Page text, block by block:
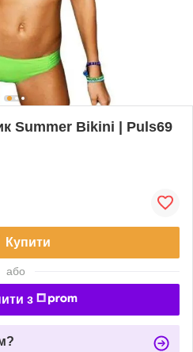
Summer Bikini | Puls69
Купити
або
з